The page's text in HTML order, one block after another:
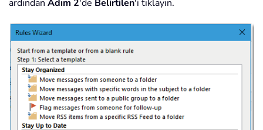
ardından Adım 2'de Belirtilen'i tıklayın.